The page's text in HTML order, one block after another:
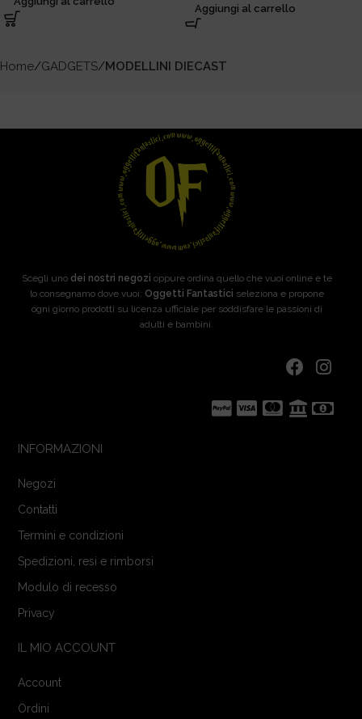
Aggiungi al carrello
Home GADGETS MODELLINI DIECAST
Scegli uno dei nostri negozi oppure ordina quello che vuoi online e te
lo consegnamo dove vuoi: Oggetti Fantastici seleziona e propone
ogni giorno prodotti su licenza ufficiale per soddisfare le passioni di
adulti e bambini.
INFORMAZIONI
Negozi
Contatti
Termini e condizioni
Spedizioni, resi e rimborsi
Modulo di recesso
Privacy
IL MIO ACCOUNT
Account
Ordini